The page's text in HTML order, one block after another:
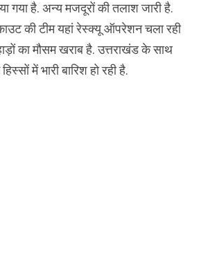
गया है. अन्य मजदूरों की तलाश जारी है.
की टीम यहां रेस्क्यू ऑपरेशन चला रही
का मौसम खराब है. उत्तराखंड के साथ
में भारी बारिश हो रही है.